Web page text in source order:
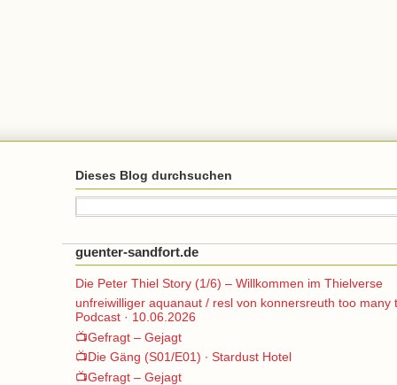
Dieses Blog durchsuchen
guenter-sandfort.de
Die Peter Thiel Story (1/6) – Willkommen im Thielverse
unfreiwilliger aquanaut / resl von konnersreuth too many
Podcast · 10.06.2026
📺Gefragt – Gejagt
📺Die Gäng (S01/E01) ∙ Stardust Hotel
📺Gefragt – Gejagt